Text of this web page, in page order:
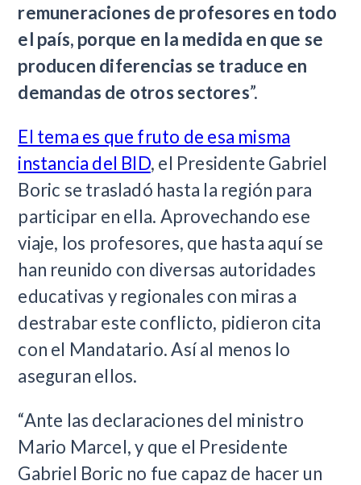
remuneraciones de profesores en todo
el país, porque en la medida en que se
producen diferencias se traduce en
demandas de otros sectores”.
El tema es que fruto de esa misma
instancia del BID, el Presidente Gabriel
Boric se trasladó hasta la región para
participar en ella. Aprovechando ese
viaje, los profesores, que hasta aquí se
han reunido con diversas autoridades
educativas y regionales con miras a
destrabar este conflicto, pidieron cita
con el Mandatario. Así al menos lo
aseguran ellos.
“Ante las declaraciones del ministro
Mario Marcel, y que el Presidente
Gabriel Boric no fue capaz de hacer un